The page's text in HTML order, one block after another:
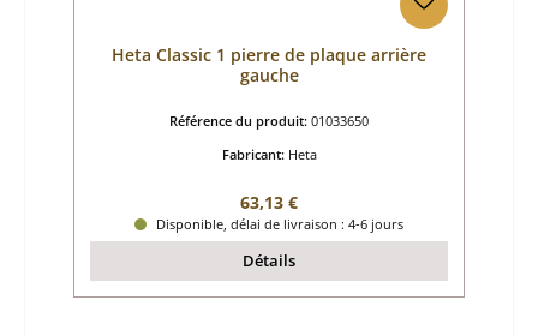
Heta Classic 1 pierre de plaque arrière
gauche
Référence du produit: 01033650
Fabricant: Heta
Prix régulier :
63,13 €
Disponible, délai de livraison : 4-6 jours
Détails